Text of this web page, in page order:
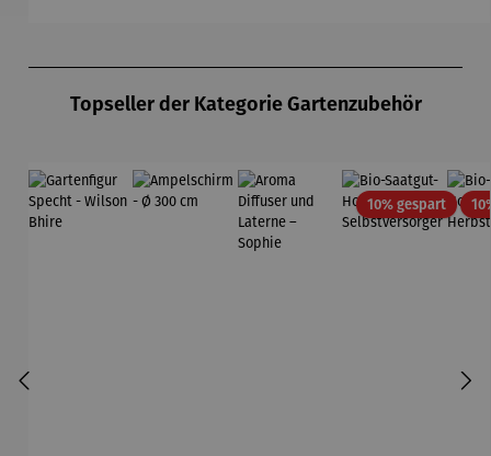
Topseller der Kategorie Gartenzubehör
10% gespartRabatt